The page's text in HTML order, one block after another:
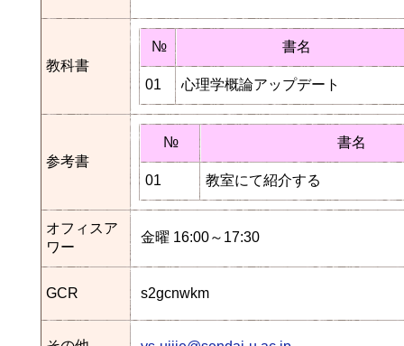
教科書
№ 書名
01 心理学概論アップデート
参考書
№ 書名
01 教室にて紹介する
オフィスア
ワー
金曜 16:00～17:30
GCR s2gcnwkm